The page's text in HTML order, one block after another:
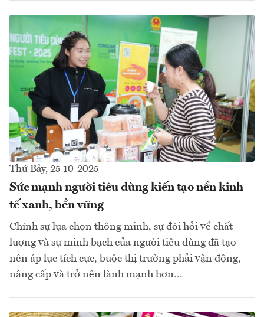
Thứ Bảy, 25-10-2025
Sức mạnh người tiêu dùng kiến tạo nền kinh
tế xanh, bền vững
Chính sự lựa chọn thông minh, sự đòi hỏi về chất
lượng và sự minh bạch của người tiêu dùng đã tạo
nên áp lực tích cực, buộc thị trường phải vận động,
nâng cấp và trở nên lành mạnh hơn…